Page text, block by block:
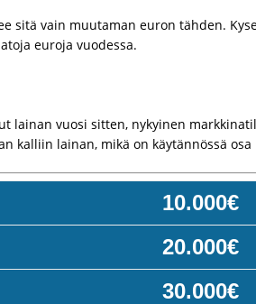
sitä vain muutaman euron tähden.
euroja vuodessa.
lainan vuosi sitten, nykyinen
kalliin lainan, mikä on käytännössä osa
10.000€
20.000€
30.000€